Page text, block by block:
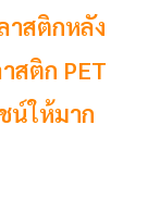
าสติกหลัง
สติก PET
น์ให้มาก